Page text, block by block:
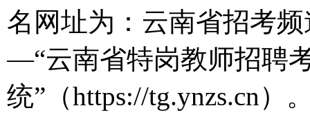
名网址为：云南省招考频
—“云南省特岗教师招聘
统”（https://tg.ynzs.cn